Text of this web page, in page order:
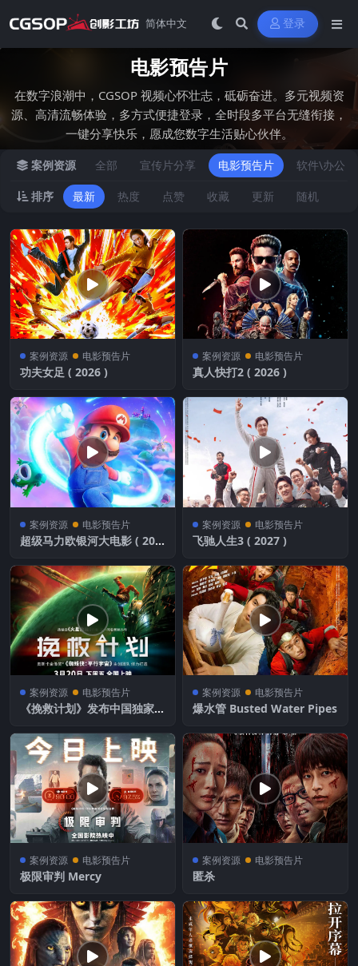
登录
电影预告片
在数字浪潮中，CGSOP 视频心怀壮志，砥砺奋进。多元视频资
源、高清流畅体验，多方式便捷登录，全时段多平台无缝衔接，
一键分享快乐，愿成您数字生活贴心伙伴。
案例资源 全部 宣传片分享 电影预告片 软件\办公
排序 最新 热度 点赞 收藏 更新 随机
案例资源 电影预告片
功夫女足 ( 2026 )
案例资源 电影预告片
真人快打2 ( 2026 )
案例资源 电影预告片
超级马力欧银河大电影 ( 202
案例资源 电影预告片
飞驰人生3 ( 2027 )
案例资源 电影预告片
《挽救计划》发布中国独家预
太空救援
案例资源 电影预告片
爆水管 Busted Water Pipes
案例资源 电影预告片
极限审判 Mercy
案例资源 电影预告片
匿杀